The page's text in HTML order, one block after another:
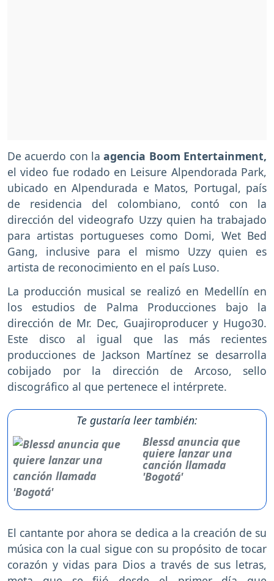
De acuerdo con laagencia Boom Entertainment,
el video fue rodado en Leisure Alpendorada Park,
ubicado en Alpendurada e Matos, Portugal, país
de residencia del colombiano, contó con la
dirección del videografo Uzzy quien ha trabajado
para artistas portugueses como Domi, Wet Bed
Gang, inclusive para el mismo Uzzy quien es
artista de reconocimiento en el país Luso.
La producción musical se realizó en Medellín en
los estudios de Palma Producciones bajo la
dirección de Mr. Dec, Guajiroproducer y Hugo30.
Este disco al igual que las más recientes
producciones de Jackson Martínez se desarrolla
cobijado por la dirección de Arcoso, sello
discográfico al que pertenece el intérprete.
Te gustaría leer también:
Blessd anuncia que
quiere lanzar una
canción llamada
'Bogotá'
El cantante por ahora se dedica a la creación de su
música con la cual sigue con su propósito de tocar
corazón y vidas para Dios a través de sus letras,